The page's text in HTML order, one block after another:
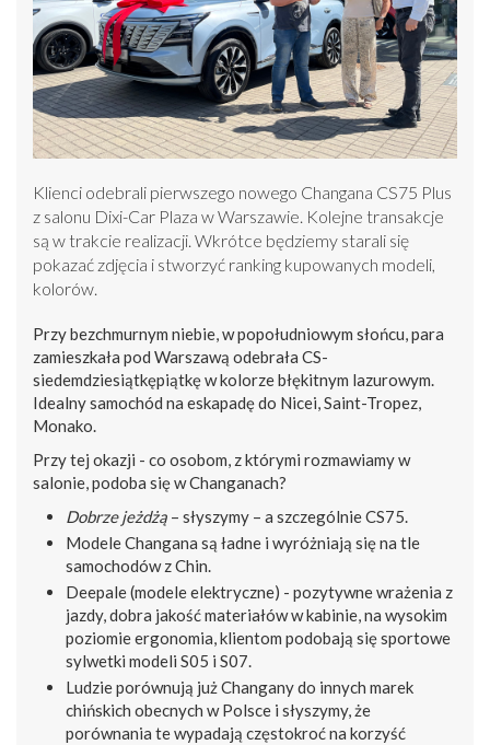
Klienci odebrali pierwszego nowego Changana CS75 Plus
z salonu Dixi-Car Plaza w Warszawie. Kolejne transakcje
są w trakcie realizacji. Wkrótce będziemy starali się
pokazać zdjęcia i stworzyć ranking kupowanych modeli,
kolorów.
Przy bezchmurnym niebie, w popołudniowym słońcu, para
zamieszkała pod Warszawą odebrała CS-
siedemdziesiątkępiątkę w kolorze błękitnym lazurowym.
Idealny samochód na eskapadę do Nicei, Saint-Tropez,
Monako.
Przy tej okazji - co osobom, z którymi rozmawiamy w
salonie, podoba się w Changanach?
Dobrze jeżdżą – słyszymy – a szczególnie CS75.
Modele Changana są ładne i wyróżniają się na tle
samochodów z Chin.
Deepale (modele elektryczne) - pozytywne wrażenia z
jazdy, dobra jakość materiałów w kabinie, na wysokim
poziomie ergonomia, klientom podobają się sportowe
sylwetki modeli S05 i S07.
Ludzie porównują już Changany do innych marek
chińskich obecnych w Polsce i słyszymy, że
porównania te wypadają częstokroć na korzyść